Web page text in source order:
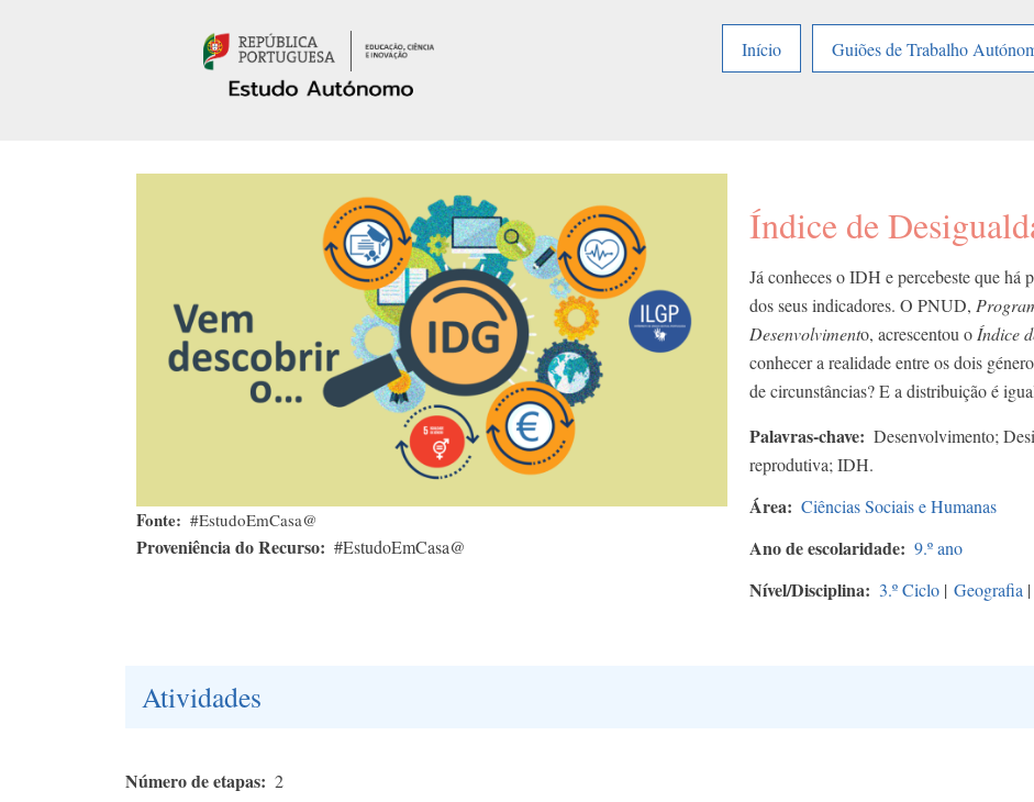
Início
Guiões de Trabalho
Fonte #EstudoEmCasa@
Proveniência do Recurso #EstudoEmCasa@
Índice de
Já conheces o IDH e percebeste que há
dos seus indicadores. O PNUD,
Desenvolvimento, acrescentou oÍndice
conhecer a realidade entre os dois
de circunstâncias? E a distribuição é
Palavras-chave
Desenvolvimento;
reprodutiva; IDH.
Área Ciências Sociais e Humanas
Ano de escolaridade 9.º ano
Nível/Disciplina 3.º Ciclo | Geografia |
Atividades
Número de etapas 2